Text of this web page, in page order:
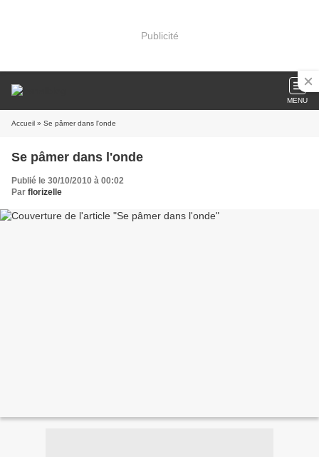
Publicité
MENU
Accueil » Se pâmer dans l'onde
Se pâmer dans l'onde
Publié le 30/10/2010 à 00:02
Par florizelle